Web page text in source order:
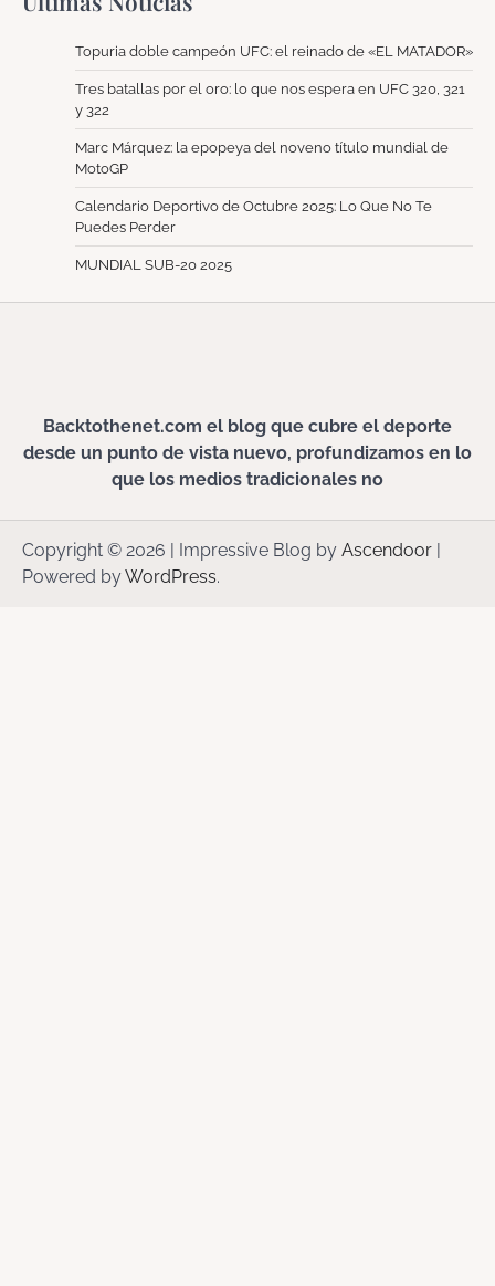
Topuria doble campeón UFC: el reinado de «EL MATADOR»
Tres batallas por el oro: lo que nos espera en UFC 320, 321
y 322
Marc Márquez: la epopeya del noveno título mundial de
MotoGP
Calendario Deportivo de Octubre 2025: Lo Que No Te
Puedes Perder
MUNDIAL SUB-20 2025
Backtothenet.com el blog que cubre el deporte
desde un punto de vista nuevo, profundizamos en lo
que los medios tradicionales no
Copyright © 2026 | Impressive Blog by Ascendoor |
Powered byWordPress.